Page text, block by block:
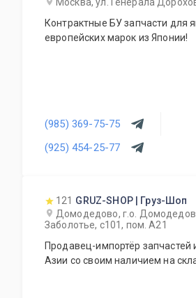
Контрактные БУ запчасти для
европейских марок из Японии!
(985) 369-75-75
(925) 454-25-77
121 GRUZ-SHOP | Груз-Шоп
Домодедово, г.о.
Заболотье, с101, пом. А21
Продавец-импортёр запчастей
Азии со своим наличием на